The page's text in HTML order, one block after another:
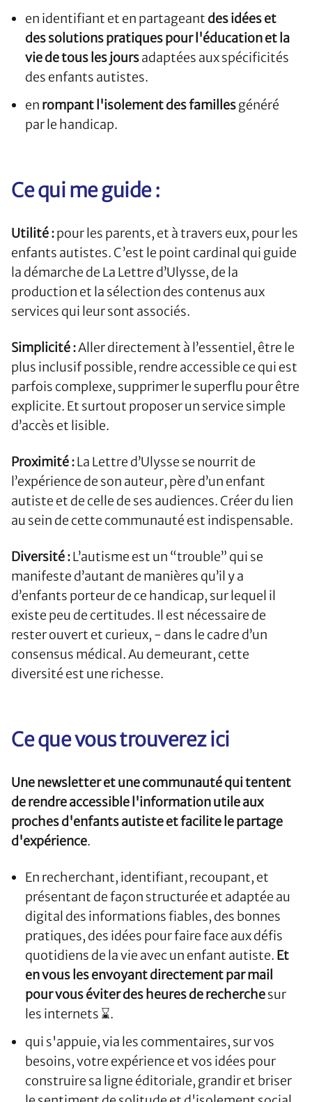
en identifiant et en partageant des idées et
des solutions pratiques pour l'éducation et la
vie de tous les joursadaptées aux spécificités
des enfants autistes.
en rompant l'isolement des famillesgénéré
par le handicap.
Ce qui me guide :
Utilité :pour les parents, et à travers eux, pour les
enfants autistes. C’est le point cardinal qui guide
la démarche de La Lettre d’Ulysse, de la
production et la sélection des contenus aux
services qui leur sont associés.
Simplicité :Aller directement à l’essentiel, être le
plus inclusif possible, rendre accessible ce qui est
parfois complexe, supprimer le superflu pour être
explicite. Et surtout proposer un service simple
d’accès et lisible.
Proximité :La Lettre d’Ulysse se nourrit de
l’expérience de son auteur, père d’un enfant
autiste et de celle de ses audiences. Créer du lien
au sein de cette communauté est indispensable.
Diversité :L’autisme est un “trouble” qui se
manifeste d’autant de manières qu’il y a
d’enfants porteur de ce handicap, sur lequel il
existe peu de certitudes. Il est nécessaire de
rester ouvert et curieux, - dans le cadre d’un
consensus médical. Au demeurant, cette
diversité est une richesse.
Ce que vous trouverez ici
Une newsletter et une communauté qui tentent
de rendre accessible l'information utile aux
proches d'enfants autiste et facilite le partage
d'expérience.
En recherchant, identifiant, recoupant, et
présentant de façon structurée et adaptée au
digital des informations fiables, des bonnes
pratiques, des idées pour faire face aux défis
quotidiens de la vie avec un enfant autiste. Et
en vous les envoyant directement par mail
pour vous éviter des heures de recherchesur
les internets ⌛.
qui s'appuie, via les commentaires, sur vos
besoins, votre expérience et vos idées pour
construire sa ligne éditoriale, grandir et briser